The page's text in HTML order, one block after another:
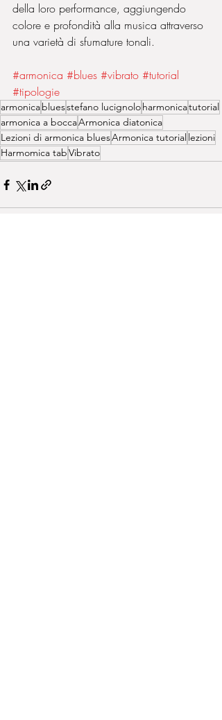
della loro performance, aggiungendo
colore e profondità alla musica attraverso
una varietà di sfumature tonali.
#armonica #blues #vibrato #tutorial
#tipologie
armonicabluesstefano lucignoloharmonicatutorial
armonica a boccaArmonica diatonica
Lezioni di armonica bluesArmonica tutorial lezioni
Harmomica tabVibrato